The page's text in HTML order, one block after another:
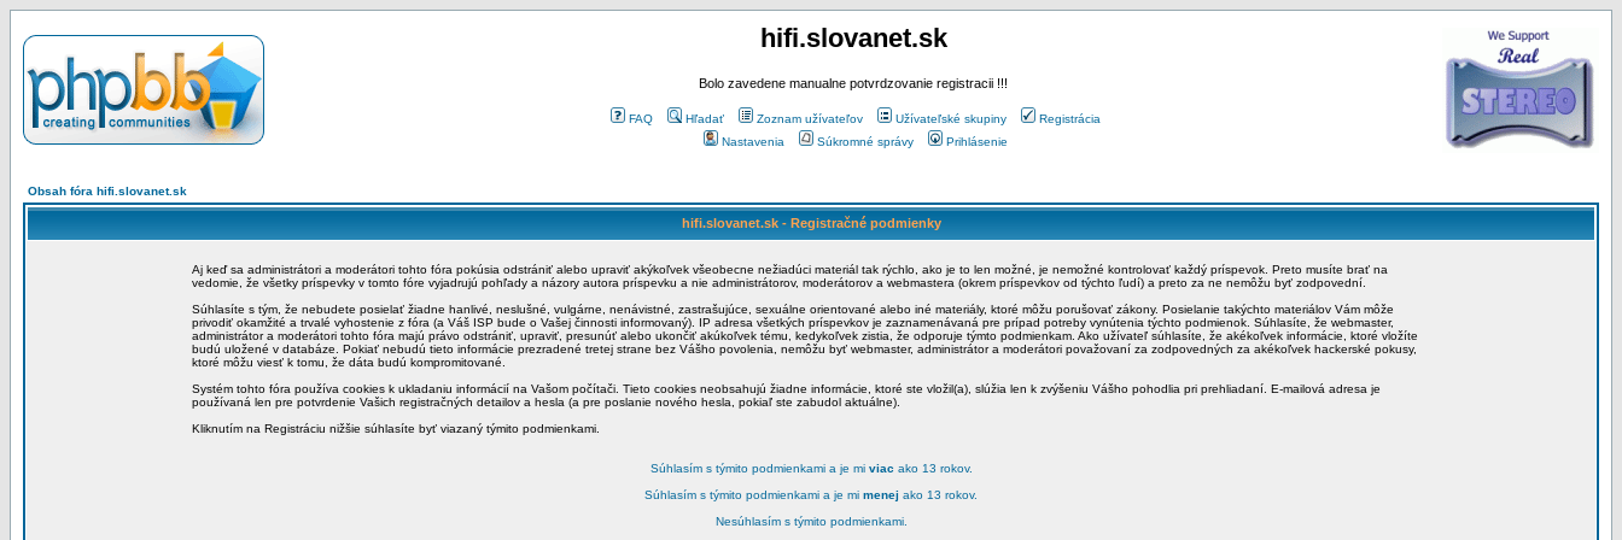
hifi.slovanet.sk
Bolo zavedene manualne potvrdzovanie registracii !!!
FAQ Hľadať Zoznam užívateľov Užívateľské skupiny
Registrácia
Nastavenia
Súkromné správy Prihlásenie
Obsah fóra hifi.slovanet.sk
hifi.slovanet.sk - Registračné podmienky
Aj keď sa administrátori a moderátori tohto fóra pokúsia odstrániť alebo upraviť akýkoľvek všeobecne nežiadúci materiál tak rýchlo, ako je to len možné, je nemožné kontrolovať každý príspevok. Preto musíte brať na
vedomie, že všetky príspevky v tomto fóre vyjadrujú pohľady a názory autora príspevku a nie administrátorov, moderátorov a webmastera (okrem príspevkov od týchto ľudí) a preto za ne nemôžu byť zodpovední.
Súhlasíte s tým, že nebudete posielať žiadne hanlivé, neslušné, vulgárne, nenávistné, zastrašujúce, sexuálne orientované alebo iné materiály, ktoré môžu porušovať zákony. Posielanie takýchto materiálov Vám môže
privodiť okamžité a trvalé vyhostenie z fóra (a Váš ISP bude o Vašej činnosti informovaný). IP adresa všetkých príspevkov je zaznamenávaná pre prípad potreby vynútenia týchto podmienok. Súhlasíte, že webmaster,
administrátor a moderátori tohto fóra majú právo odstrániť, upraviť, presunúť alebo ukončiť akúkoľvek tému, kedykoľvek zistia, že odporuje týmto podmienkam. Ako užívateľ súhlasíte, že akékoľvek informácie, ktoré vložíte
budú uložené v databáze. Pokiať nebudú tieto informácie prezradené tretej strane bez Vášho povolenia, nemôžu byť webmaster, administrátor a moderátori považovaní za zodpovedných za akékoľvek hackerské pokusy,
ktoré môžu viesť k tomu, že dáta budú kompromitované.
Systém tohto fóra používa cookies k ukladaniu informácií na Vašom počítači. Tieto cookies neobsahujú žiadne informácie, ktoré ste vložil(a), slúžia len k zvýšeniu Vášho pohodlia pri prehliadaní. E-mailová adresa je
používaná len pre potvrdenie Vašich registračných detailov a hesla (a pre poslanie nového hesla, pokiaľ ste zabudol aktuálne).
Kliknutím na Registráciu nižšie súhlasíte byť viazaný týmito podmienkami.
Súhlasím s týmito podmienkami a je mi viac ako 13 rokov.
Súhlasím s týmito podmienkami a je mi menej ako 13 rokov.
Nesúhlasím s týmito podmienkami.